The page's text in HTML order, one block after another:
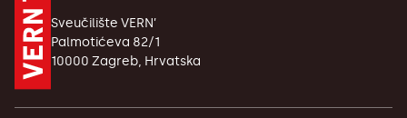
Sveučilište VERN’
Palmotićeva 82/1
10000 Zagreb, Hrvatska